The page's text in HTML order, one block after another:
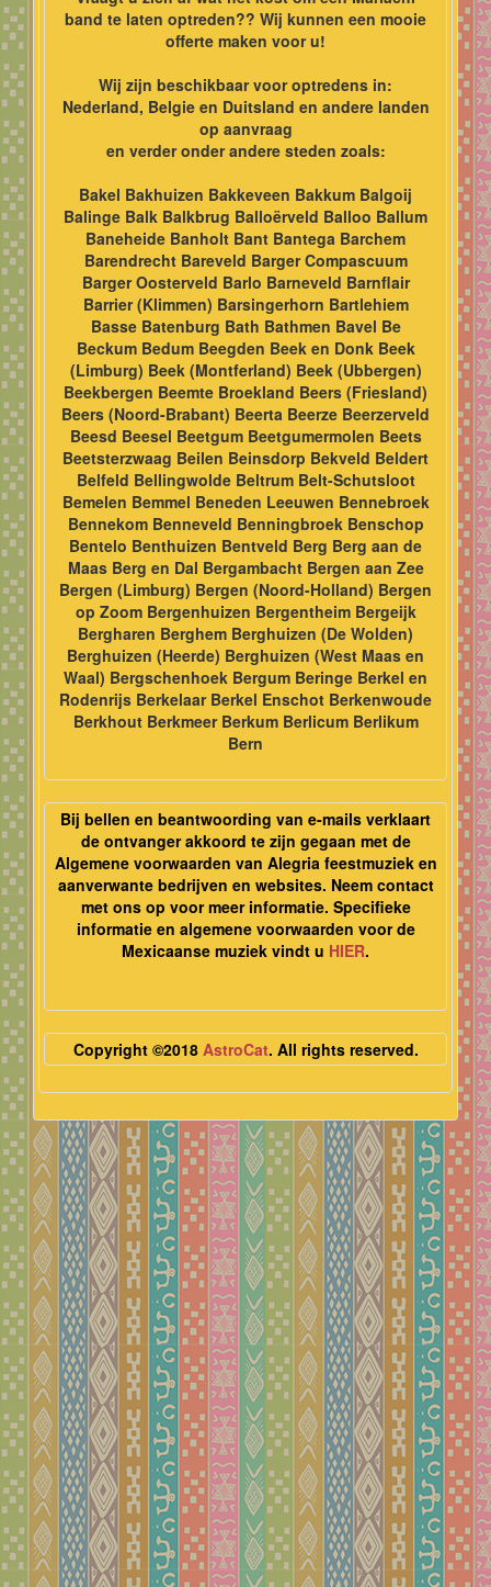
band te laten optreden?? Wij kunnen een mooie
offerte maken voor u!
Wij zijn beschikbaar voor optredens in:
Nederland, Belgie en Duitsland en andere landen
op aanvraag
en verder onder andere steden zoals:
Bakel Bakhuizen Bakkeveen Bakkum Balgoij
Balinge Balk Balkbrug Balloërveld Balloo Ballum
Baneheide Banholt Bant Bantega Barchem
Barendrecht Bareveld Barger Compascuum
Barger Oosterveld Barlo Barneveld Barnflair
Barrier (Klimmen) Barsingerhorn Bartlehiem
Basse Batenburg Bath Bathmen Bavel Be
Beckum Bedum Beegden Beek en Donk Beek
(Limburg) Beek (Montferland) Beek (Ubbergen)
Beekbergen Beemte Broekland Beers (Friesland)
Beers (Noord-Brabant) Beerta Beerze Beerzerveld
Beesd Beesel Beetgum Beetgumermolen Beets
Beetsterzwaag Beilen Beinsdorp Bekveld Beldert
Belfeld Bellingwolde Beltrum Belt-Schutsloot
Bemelen Bemmel Beneden Leeuwen Bennebroek
Bennekom Benneveld Benningbroek Benschop
Bentelo Benthuizen Bentveld Berg Berg aan de
Maas Berg en Dal Bergambacht Bergen aan Zee
Bergen (Limburg) Bergen (Noord-Holland) Bergen
op Zoom Bergenhuizen Bergentheim Bergeijk
Bergharen Berghem Berghuizen (De Wolden)
Berghuizen (Heerde) Berghuizen (West Maas en
Waal) Bergschenhoek Bergum Beringe Berkel en
Rodenrijs Berkelaar Berkel Enschot Berkenwoude
Berkhout Berkmeer Berkum Berlicum Berlikum
Bern
Bij bellen en beantwoording van e-mails verklaart
de ontvanger akkoord te zijn gegaan met de
Algemene voorwaarden van Alegria feestmuziek en
aanverwante bedrijven en websites. Neem contact
met ons op voor meer informatie. Specifieke
informatie en algemene voorwaarden voor de
Mexicaanse muziek vindt u HIER.
Copyright ©2018 AstroCat. All rights reserved.